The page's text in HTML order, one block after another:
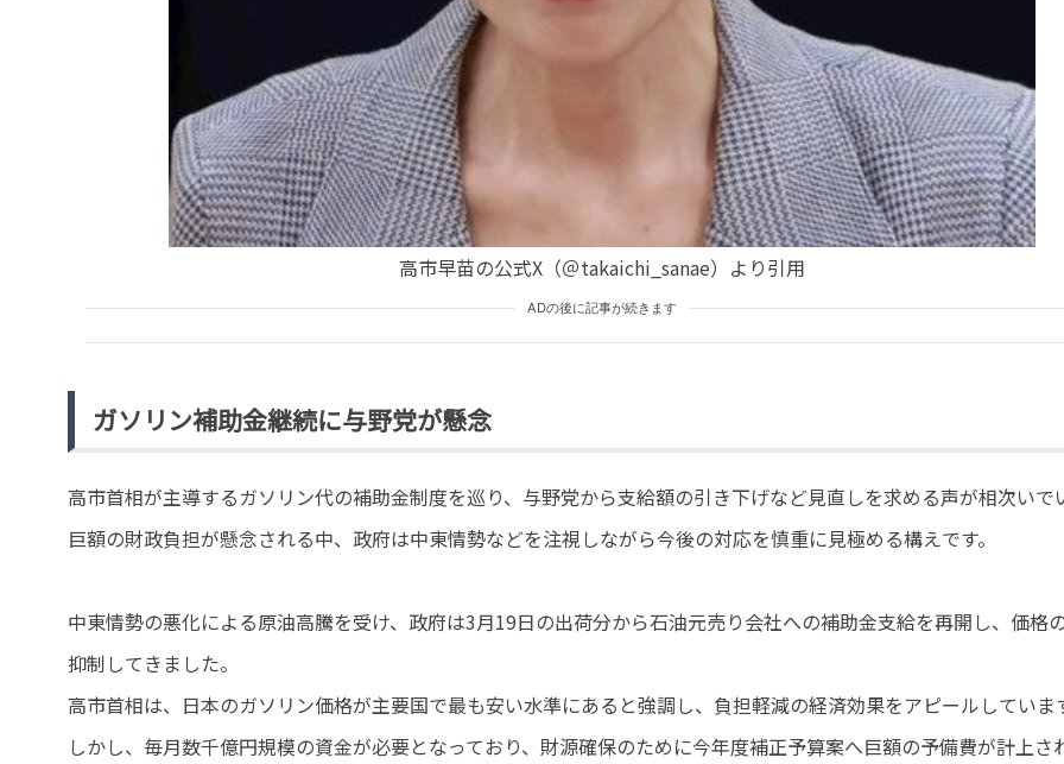
高市早苗の公式X（＠takaichi_sanae）より引用
ADの後に記事が続きます
ガソリン補助金継続に与野党が懸念
高市首相が主導するガソリン代の補助金制度を巡り、与野党から支給額の引き下げなど見直しを求める声が相次いで
巨額の財政負担が懸念される中、政府は中東情勢などを注視しながら今後の対応を慎重に見極める構えです。
中東情勢の悪化による原油高騰を受け、政府は3月19日の出荷分から石油元売り会社への補助金支給を再開し、価格
抑制してきました。
高市首相は、日本のガソリン価格が主要国で最も安い水準にあると強調し、負担軽減の経済効果をアピールしていま
しかし、毎月数千億円規模の資金が必要となっており、財源確保のために今年度補正予算案へ巨額の予備費が計上さ